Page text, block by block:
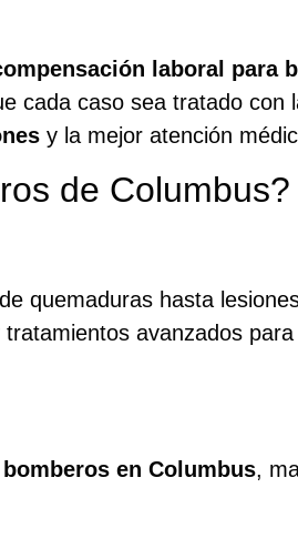
laboral para
cada caso sea tratado con
y la mejor atención
de Columbus?
quemaduras hasta
avanzados
en Columbus,